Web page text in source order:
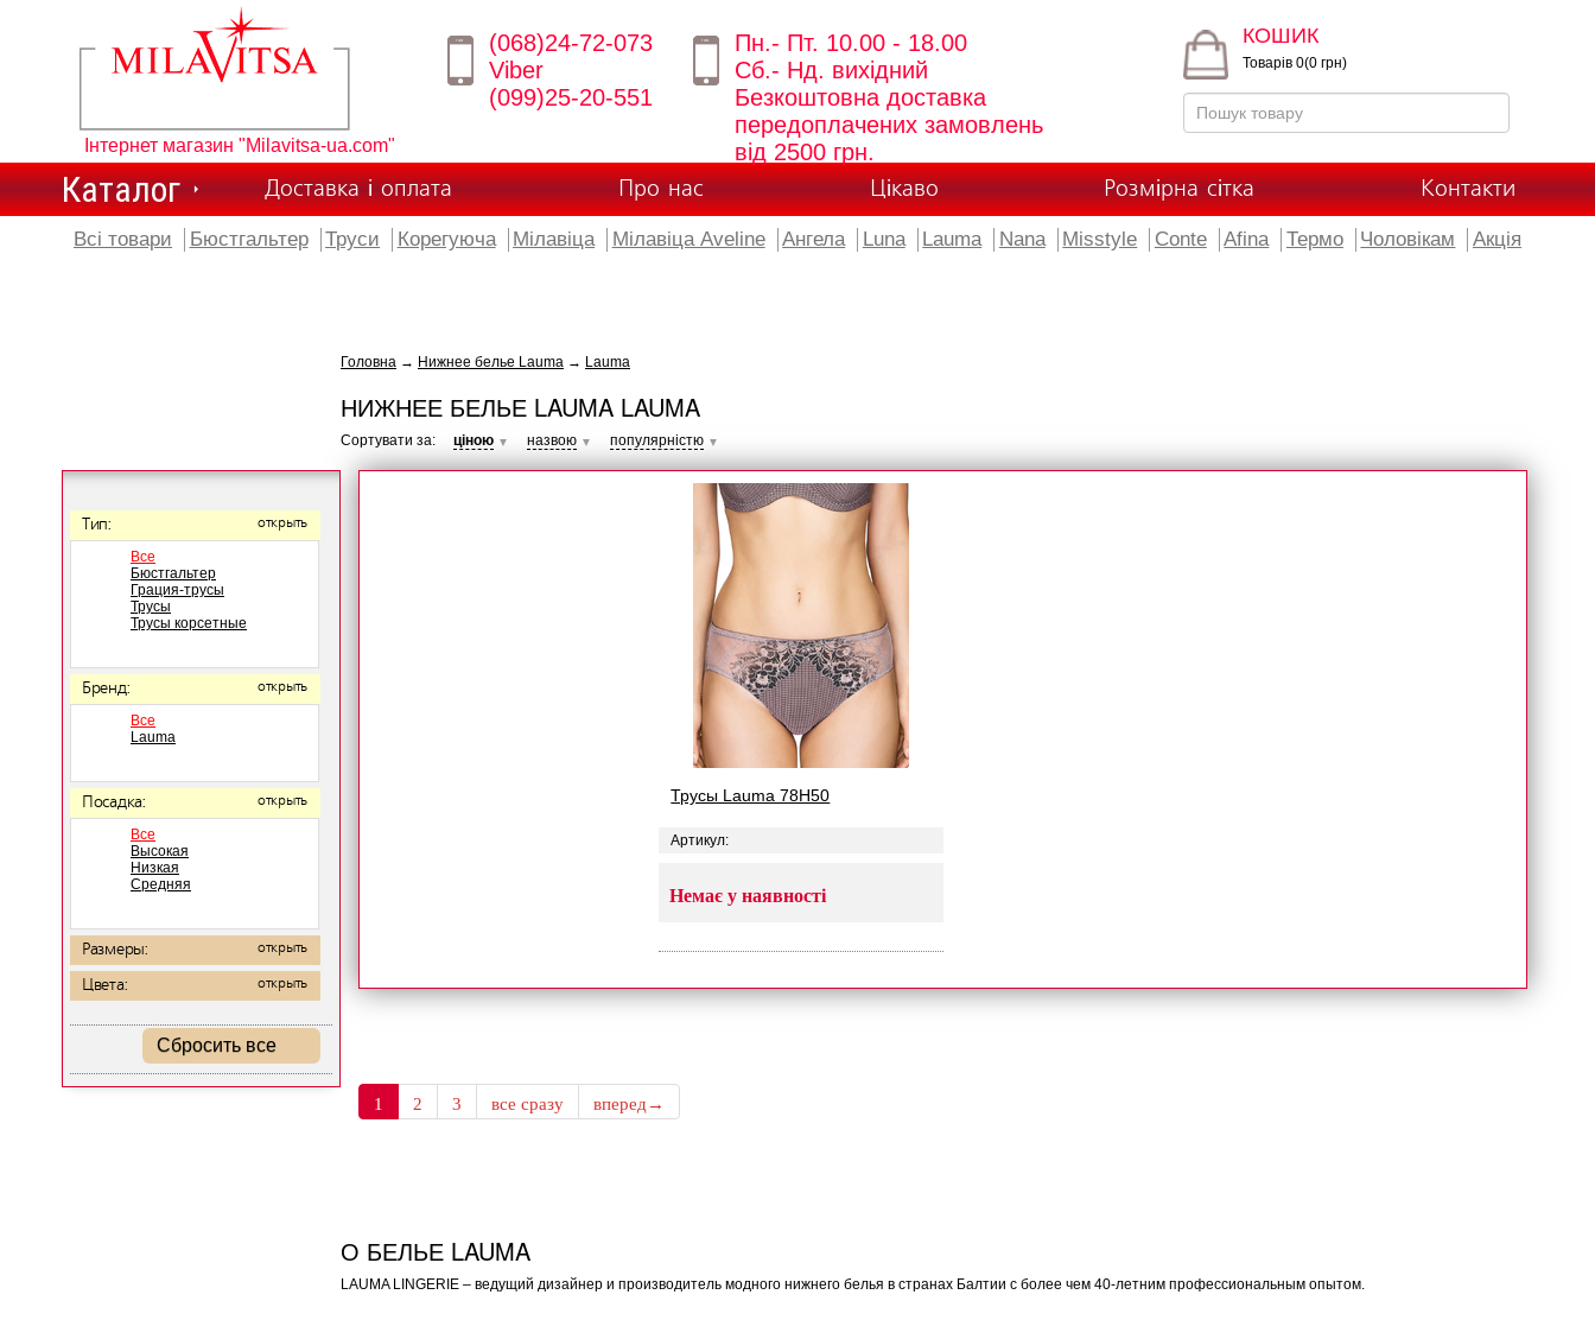
Інтернет магазин "Milavitsa-ua.com"
(068)24-72-073
Viber
(099)25-20-551
Пн.- Пт. 10.00 - 18.00
Сб.- Нд. вихідний
Безкоштовна доставка
передоплачених замовлень
від 2500 грн.
КОШИК
Товарів 0(0 грн)
Каталог Доставка і оплата Про нас Цікаво Розмірна сітка Контакти
Всі товари Бюстгальтер Труси Корегуюча Мілавіца Мілавіца Aveline Ангела Luna Lauma Nana Misstyle Conte Afina Термо Чоловікам Акція
Тип: открыть
Все
Бюстгальтер
Грация-трусы
Трусы
Трусы корсетные
Бренд: открыть
Все
Lauma
Посадка: открыть
Все
Высокая
Низкая
Средняя
Размеры: открыть
Цвета: открыть
Сбросить все
Головна → Нижнее белье Lauma → Lauma
НИЖНЕЕ БЕЛЬЕ LAUMA LAUMA
Сортувати за: ціною ▼ назвою ▼ популярністю ▼
Трусы Lauma 78H50
Артикул:
Немає у наявності
1 2 3 все сразу вперед→
О БЕЛЬЕ LAUMA
LAUMA LINGERIE – ведущий дизайнер и производитель модного нижнего белья в странах Балтии с более чем 40-летним профессиональным опытом.